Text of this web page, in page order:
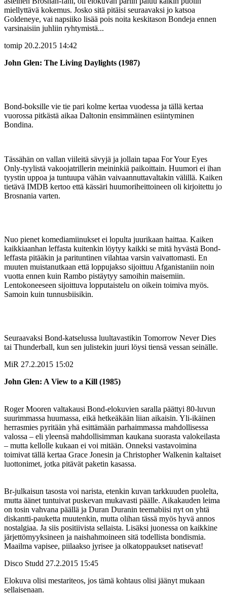
miellyttävä kokemus. Josko sitä pitäisi seuraavaksi jo katsoa
Goldeneye, vai napsiiko lisää pois noita keskitason Bondeja ennen
varsinaisiin juhliin ryhtymistä...
tomip 20.2.2015 14:42
John Glen: The Living Daylights (1987)
Bond-boksille vie tie pari kolme kertaa vuodessa ja tällä kertaa
vuorossa pitkästä aikaa Daltonin ensimmäinen esiintyminen
Bondina.
Tässähän on vallan viileitä sävyjä ja jollain tapaa For Your Eyes
Only-tyylistä vakoojatrillerin meininkiä paikoittain. Huumori ei ihan
tyystin uppoa ja tuntuupa vähän vaivaannuttavaltakin välillä. Kaiken
tietävä IMDB kertoo että kässäri huumoriheittoineen oli kirjoitettu jo
Brosnania varten.
Nuo pienet komediamiinukset ei lopulta juurikaan haittaa. Kaiken
kaikkiaanhan leffasta kuitenkin löytyy kaikki se mitä hyvästä Bond-
leffasta pitääkin ja parituntinen vilahtaa varsin vaivattomasti. En
muuten muistanutkaan että loppujakso sijoittuu Afganistaniin noin
vuotta ennen kuin Rambo pistäytyy samoihin maisemiin.
Lentokoneeseen sijoittuva lopputaistelu on oikein toimiva myös.
Samoin kuin tunnusbiisikin.
Seuraavaksi Bond-katselussa luultavastikin Tomorrow Never Dies
tai Thunderball, kun sen julistekin juuri löysi tiensä vessan seinälle.
MiR 27.2.2015 15:02
John Glen: A View to a Kill (1985)
Roger Mooren valtakausi Bond-elokuvien saralla päättyi 80-luvun
suurimmassa huumassa, eikä hetkeäkään liian aikaisin. Yli-ikäinen
herrasmies pyritään yhä esittämään parhaimmassa mahdollisessa
valossa – eli yleensä mahdollisimman kaukana suorasta valokeilasta
– mutta kellolle kukaan ei voi mitään. Onneksi vastavoimina
toimivat tällä kertaa Grace Jonesin ja Christopher Walkenin kaltaiset
luottonimet, jotka pitävät paketin kasassa.
Br-julkaisun tasosta voi narista, etenkin kuvan tarkkuuden puolelta,
mutta äänet tuntuivat puskevan mukavasti päälle. Aikakauden leima
on tosin vahvana päällä ja Duran Duranin teemabiisi nyt on yhtä
diskantti-pauketta muutenkin, mutta olihan tässä myös hyvä annos
nostalgiaa. Ja siis positiivista sellaista. Lisäksi juonessa on kaikkine
järjettömyyksineen ja naishahmoineen sitä todellista bondismia.
Maailma vapisee, piilaakso jyrisee ja olkatoppaukset natisevat!
Disco Studd 27.2.2015 15:45
Elokuva olisi mestariteos, jos tämä kohtaus olisi jäänyt mukaan
sellaisenaan.